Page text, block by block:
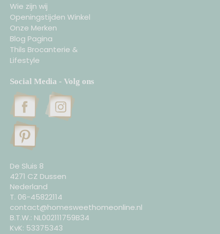
Wie zijn wij
Openingstijden Winkel
Onze Merken
Blog Pagina
Thils Brocanterie &
Lifestyle
Social Media - Volg ons
De Sluis 8
4271 CZ Dussen
Nederland
T. 06-45822114
contact@homesweethomeonline.nl
B.T.W.: NL002111759B34
KvK: 53375343